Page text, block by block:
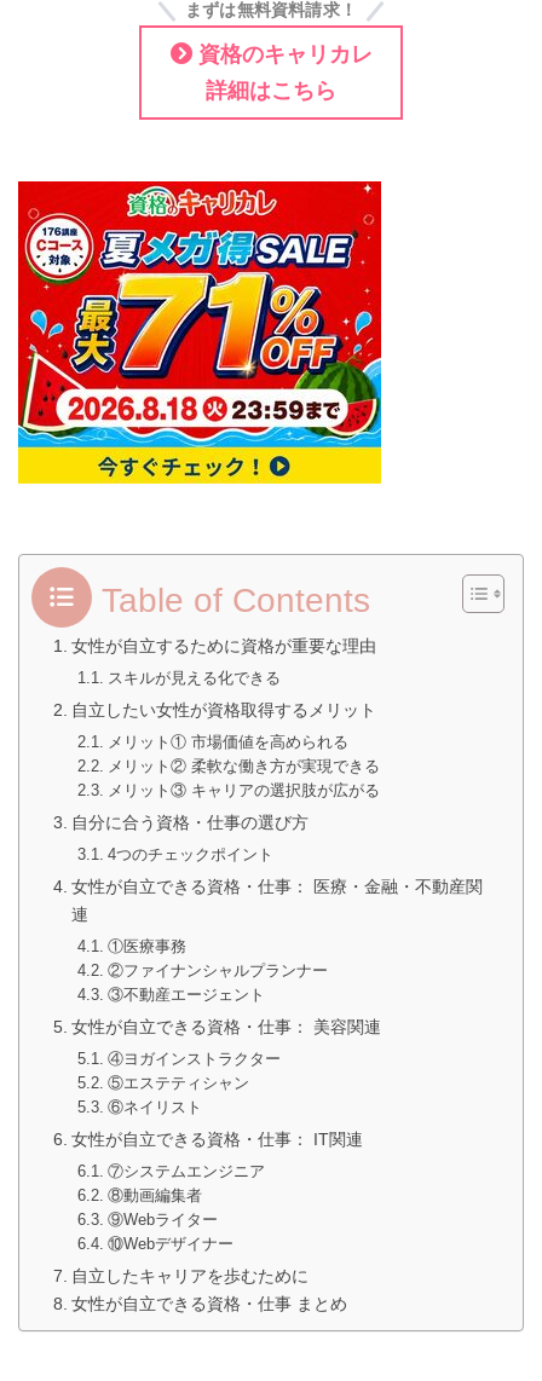
まずは無料資料請求！
資格のキャリカレ
詳細はこちら
Table of Contents
女性が自立するために資格が重要な理由
スキルが見える化できる
自立したい女性が資格取得するメリット
メリット① 市場価値を高められる
メリット② 柔軟な働き方が実現できる
メリット③ キャリアの選択肢が広がる
自分に合う資格・仕事の選び方
4つのチェックポイント
女性が自立できる資格・仕事： 医療・金融・不動産関
連
①医療事務
②ファイナンシャルプランナー
③不動産エージェント
女性が自立できる資格・仕事： 美容関連
④ヨガインストラクター
⑤エステティシャン
⑥ネイリスト
女性が自立できる資格・仕事： IT関連
⑦システムエンジニア
⑧動画編集者
⑨Webライター
⑩Webデザイナー
自立したキャリアを歩むために
女性が自立できる資格・仕事 まとめ